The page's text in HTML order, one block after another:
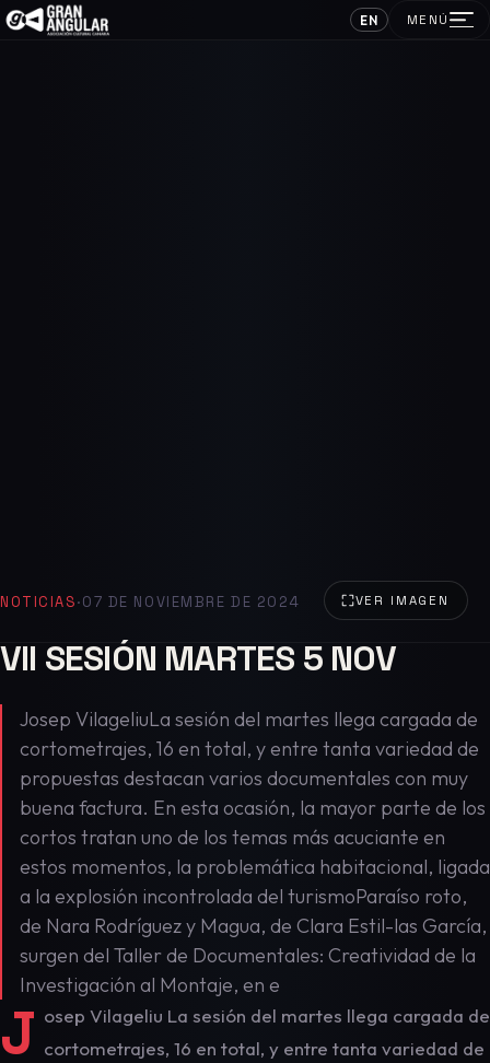
EN MENÚ
VER IMAGEN
NOTICIAS·07 DE NOVIEMBRE DE 2024
VII SESIÓN MARTES 5 NOV
Josep VilageliuLa sesión del martes llega cargada de
cortometrajes, 16 en total, y entre tanta variedad de
propuestas destacan varios documentales con muy
buena factura. En esta ocasión, la mayor parte de los
cortos tratan uno de los temas más acuciante en
estos momentos, la problemática habitacional, ligada
a la explosión incontrolada del turismoParaíso roto,
de Nara Rodríguez y Magua, de Clara Estil-las García,
surgen del Taller de Documentales: Creatividad de la
Investigación al Montaje, en e
J osep Vilageliu La sesión del martes llega cargada de
cortometrajes, 16 en total, y entre tanta variedad de